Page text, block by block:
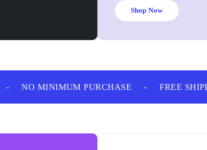
Shop Now
NO MINIMUM PURCHASE FREE